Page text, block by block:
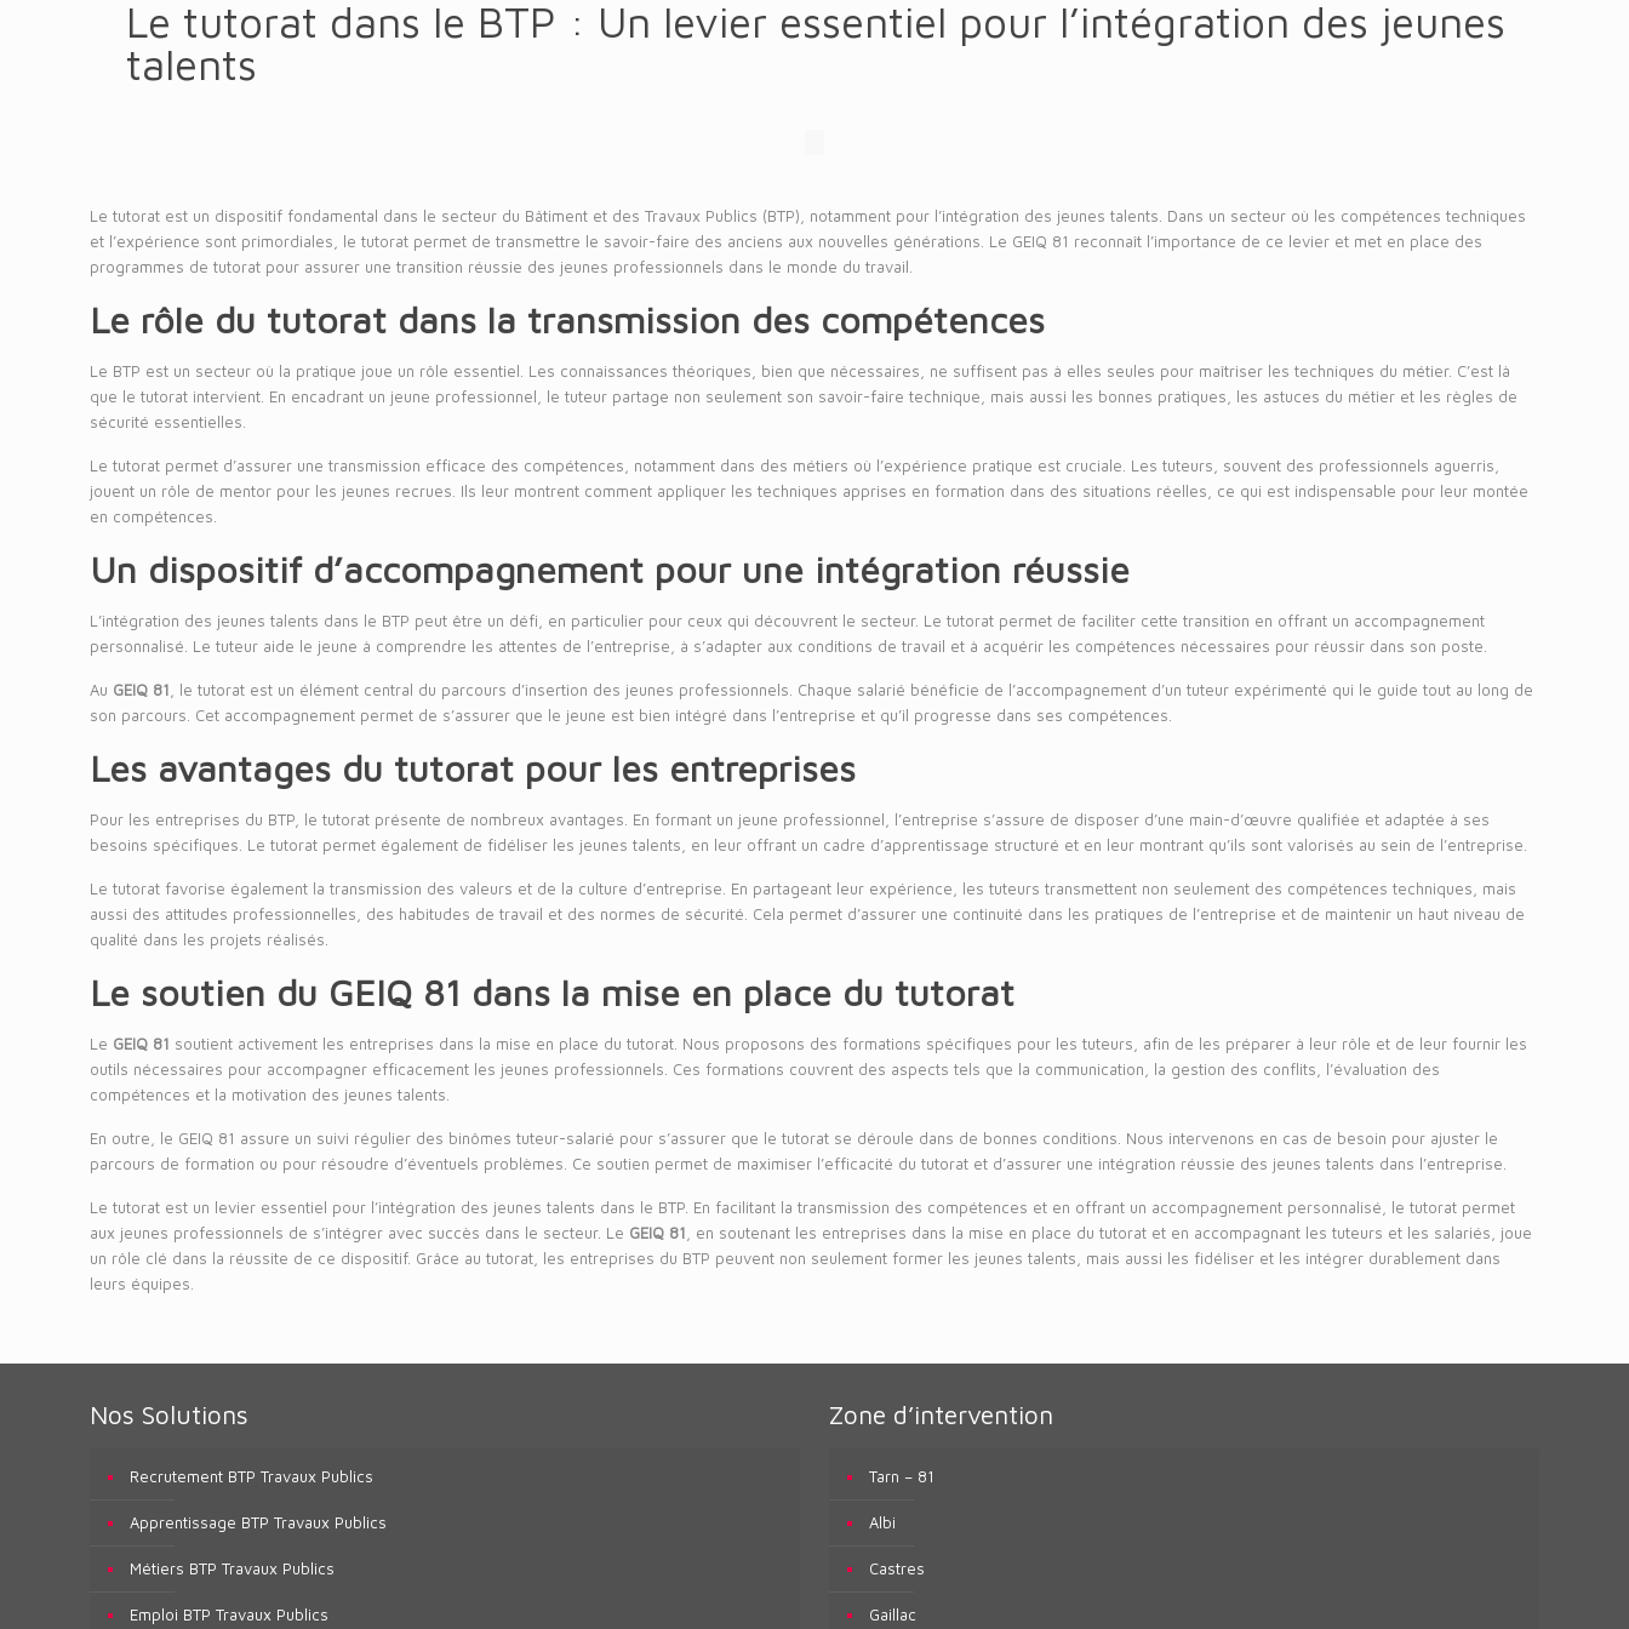
Le tutorat dans le BTP : Un levier essentiel pour l’intégration des jeunes
talents
Le tutorat est un dispositif fondamental dans le secteur du Bâtiment et des Travaux Publics (BTP), notamment pour l’intégration des jeunes talents. Dans un secteur où les compétences techniques
et l’expérience sont primordiales, le tutorat permet de transmettre le savoir-faire des anciens aux nouvelles générations. Le GEIQ 81 reconnaît l’importance de ce levier et met en place des
programmes de tutorat pour assurer une transition réussie des jeunes professionnels dans le monde du travail.
Le rôle du tutorat dans la transmission des compétences
Le BTP est un secteur où la pratique joue un rôle essentiel. Les connaissances théoriques, bien que nécessaires, ne suffisent pas à elles seules pour maîtriser les techniques du métier. C’est là
que le tutorat intervient. En encadrant un jeune professionnel, le tuteur partage non seulement son savoir-faire technique, mais aussi les bonnes pratiques, les astuces du métier et les règles de
sécurité essentielles.
Le tutorat permet d’assurer une transmission efficace des compétences, notamment dans des métiers où l’expérience pratique est cruciale. Les tuteurs, souvent des professionnels aguerris,
jouent un rôle de mentor pour les jeunes recrues. Ils leur montrent comment appliquer les techniques apprises en formation dans des situations réelles, ce qui est indispensable pour leur montée
en compétences.
Un dispositif d’accompagnement pour une intégration réussie
L’intégration des jeunes talents dans le BTP peut être un défi, en particulier pour ceux qui découvrent le secteur. Le tutorat permet de faciliter cette transition en offrant un accompagnement
personnalisé. Le tuteur aide le jeune à comprendre les attentes de l’entreprise, à s’adapter aux conditions de travail et à acquérir les compétences nécessaires pour réussir dans son poste.
Au GEIQ 81 , le tutorat est un élément central du parcours d’insertion des jeunes professionnels. Chaque salarié bénéficie de l’accompagnement d’un tuteur expérimenté qui le guide tout au long de
son parcours. Cet accompagnement permet de s’assurer que le jeune est bien intégré dans l’entreprise et qu’il progresse dans ses compétences.
Les avantages du tutorat pour les entreprises
Pour les entreprises du BTP, le tutorat présente de nombreux avantages. En formant un jeune professionnel, l’entreprise s’assure de disposer d’une main-d’œuvre qualifiée et adaptée à ses
besoins spécifiques. Le tutorat permet également de fidéliser les jeunes talents, en leur offrant un cadre d’apprentissage structuré et en leur montrant qu’ils sont valorisés au sein de l’entreprise.
Le tutorat favorise également la transmission des valeurs et de la culture d’entreprise. En partageant leur expérience, les tuteurs transmettent non seulement des compétences techniques, mais
aussi des attitudes professionnelles, des habitudes de travail et des normes de sécurité. Cela permet d’assurer une continuité dans les pratiques de l’entreprise et de maintenir un haut niveau de
qualité dans les projets réalisés.
Le soutien du GEIQ 81 dans la mise en place du tutorat
Le GEIQ 81 soutient activement les entreprises dans la mise en place du tutorat. Nous proposons des formations spécifiques pour les tuteurs, afin de les préparer à leur rôle et de leur fournir les
outils nécessaires pour accompagner efficacement les jeunes professionnels. Ces formations couvrent des aspects tels que la communication, la gestion des conflits, l’évaluation des
compétences et la motivation des jeunes talents.
En outre, le GEIQ 81 assure un suivi régulier des binômes tuteur-salarié pour s’assurer que le tutorat se déroule dans de bonnes conditions. Nous intervenons en cas de besoin pour ajuster le
parcours de formation ou pour résoudre d’éventuels problèmes. Ce soutien permet de maximiser l’efficacité du tutorat et d’assurer une intégration réussie des jeunes talents dans l’entreprise.
Le tutorat est un levier essentiel pour l’intégration des jeunes talents dans le BTP. En facilitant la transmission des compétences et en offrant un accompagnement personnalisé, le tutorat permet
aux jeunes professionnels de s’intégrer avec succès dans le secteur. Le GEIQ 81 , en soutenant les entreprises dans la mise en place du tutorat et en accompagnant les tuteurs et les salariés, joue
un rôle clé dans la réussite de ce dispositif. Grâce au tutorat, les entreprises du BTP peuvent non seulement former les jeunes talents, mais aussi les fidéliser et les intégrer durablement dans
leurs équipes.
Nos Solutions
Recrutement BTP Travaux Publics
Apprentissage BTP Travaux Publics
Métiers BTP Travaux Publics
Emploi BTP Travaux Publics
Zone d’intervention
Tarn – 81
Albi
Castres
Gaillac